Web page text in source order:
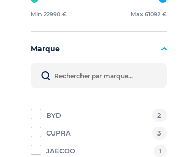
Min 22990 € Max 61092 €
Marque
BYD 2
CUPRA 3
JAECOO 1